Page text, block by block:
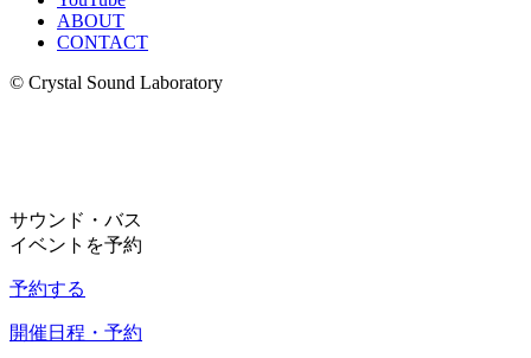
ABOUT
CONTACT
© Crystal Sound Laboratory
サウンド・バス
イベントを予約
予約する
開催日程・予約